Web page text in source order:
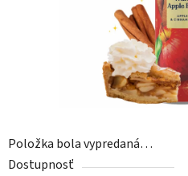
Položka bola vypredaná…
Dostupnosť